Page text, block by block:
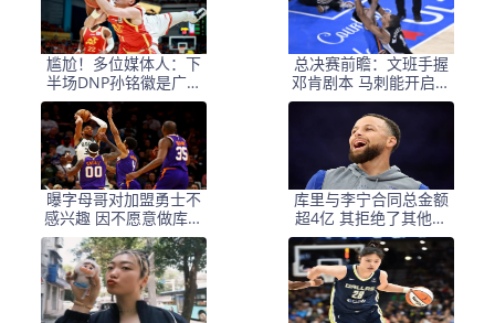
尴尬！多位媒体人：下
半场DNP孙铭徽是广厦
最正确选择
总决赛前瞻：文班手握
邓肯剧本 马刺能开启新
时代吗？
曝字母哥对加盟勇士不
感兴趣 因不愿意做库里
二把手
库里与李宁合同总金额
超4亿 其拒绝了其他品
牌更优厚报价